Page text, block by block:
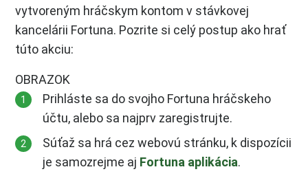
vytvoreným hráčskym kontom v stávkovej
kancelárii Fortuna. Pozrite si celý postup ako hrať
túto akciu:
OBRAZOK
Prihláste sa do svojho Fortuna hráčskeho
účtu, alebo sa najprv zaregistrujte.
Súťaž sa hrá cez webovú stránku, k dispozícii
je samozrejme aj Fortuna aplikácia.